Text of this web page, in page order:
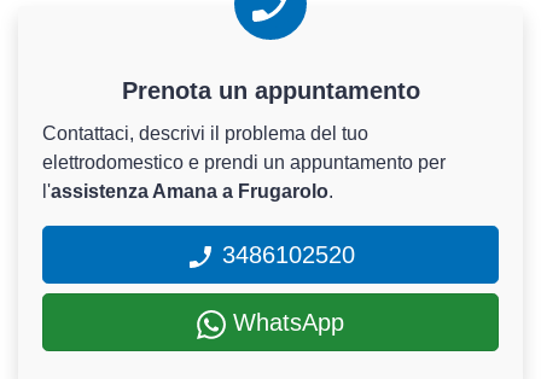
Prenota un appuntamento
Contattaci, descrivi il problema del tuo
elettrodomestico e prendi un appuntamento per
l'assistenza Amana a Frugarolo.
3486102520
WhatsApp